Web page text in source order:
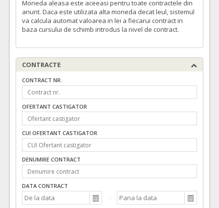
Moneda aleasa este aceeasi pentru toate contractele din
anunt. Daca este utilizata alta moneda decat leul, sistemul
va calcula automat valoarea in lei a fiecarui contract in
baza cursului de schimb introdus la nivel de contract.
CONTRACTE
CONTRACT NR.
OFERTANT CASTIGATOR
CUI OFERTANT CASTIGATOR
DENUMIRE CONTRACT
DATA CONTRACT